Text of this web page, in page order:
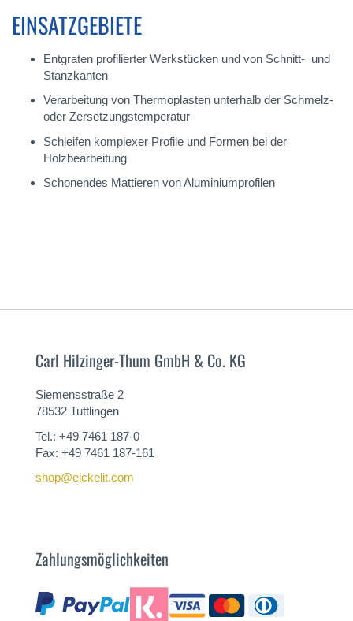
EINSATZGEBIETE
Entgraten profilierter Werkstücken und von Schnitt- und
Stanzkanten
Verarbeitung von Thermoplasten unterhalb der Schmelz-
oder Zersetzungstemperatur
Schleifen komplexer Profile und Formen bei der
Holzbearbeitung
Schonendes Mattieren von Aluminiumprofilen
Carl Hilzinger-Thum GmbH & Co. KG
Siemensstraße 2
78532 Tuttlingen
Tel.: +49 7461 187-0
Fax: +49 7461 187-161
shop@eickelit.com
Zahlungsmöglichkeiten